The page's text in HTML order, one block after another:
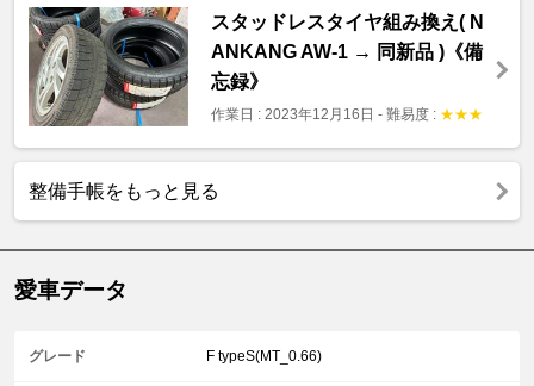
スタッドレスタイヤ組み換え( N
ANKANG AW-1 → 同新品 )《備
忘録》
作業日 : 2023年12月16日 - 難易度 : ★★★
整備手帳をもっと見る
愛車データ
グレード F typeS(MT_0.66)